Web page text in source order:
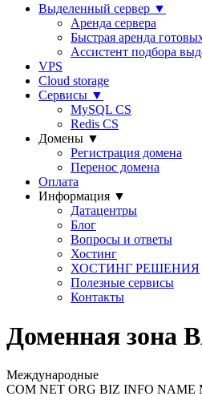
Выделенный сервер ▼
Аренда сервера
Быстрая аренда
Ассистент подбора
VPS
Cloud storage
Сервисы ▼
MySQL CS
Redis CS
Домены ▼
Регистрация домена
Перенос домена
Оплата
Информация ▼
Датацентры
Блог
Вопросы и ответы
Хостинг
ХОСТИНГ РЕШЕНИЯ
Полезные сервисы
Контакты
Доменная зона
Международные
COM NET ORG BIZ INFO NAME